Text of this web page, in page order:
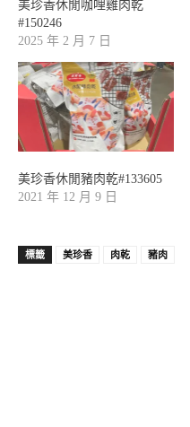
美珍香休閒咖哩雞肉乾
#150246
2025 年 2 月 7 日
美珍香休閒豬肉乾#133605
2021 年 12 月 9 日
標籤 美珍香 肉乾 豬肉